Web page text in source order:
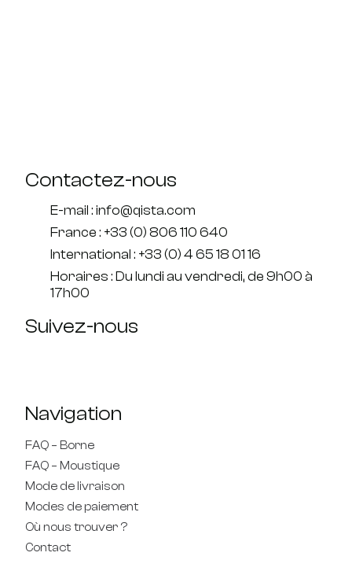
Contactez-nous
E-mail : info@qista.com
France : +33 (0) 806 110 640
International : +33 (0) 4 65 18 01 16
Horaires : Du lundi au vendredi, de 9h00 à
17h00
Suivez-nous
Navigation
FAQ – Borne
FAQ – Moustique
Mode de livraison
Modes de paiement
Où nous trouver ?
Contact